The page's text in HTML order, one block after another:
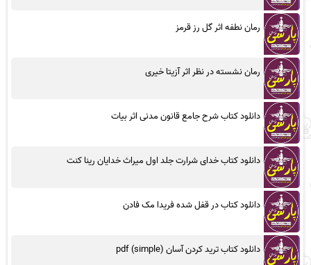
رمان نطفه اثر گل رز قرمز
رمان نشسته در نظر اثر آزیتا خیری
دانلود کتاب شرح جامع قانون مدنی اثر بیات
دانلود کتاب خدای شرارت جلد اول میراث خدایان رینا کنت
دانلود کتاب در قفل شده فریدا مک فادن
دانلود کتاب ترید کردن آسان (simple) pdf